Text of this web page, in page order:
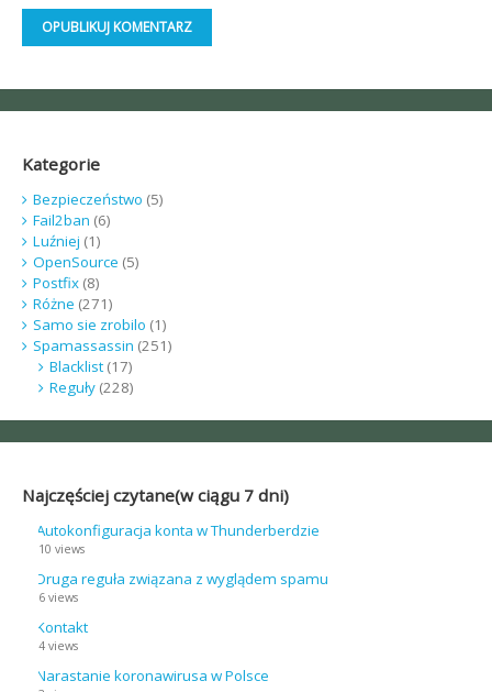
Kategorie
Bezpieczeństwo (5)
Fail2ban (6)
Luźniej (1)
OpenSource (5)
Postfix(8)
Różne (271)
Samo sie zrobilo (1)
Spamassassin (251)
Blacklist(17)
Reguły(228)
Najczęściej czytane(w ciągu 7 dni)
Autokonfiguracja konta w Thunderberdzie
10 views
Druga reguła związana z wyglądem spamu
6 views
Kontakt
4 views
Narastanie koronawirusa w Polsce